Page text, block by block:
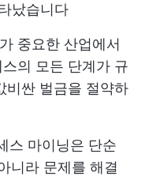
났습니다
중요한 산업에서
의 모든 단계가 규
비싼 벌금을 절약하
스 마이닝은 단순
니라 문제를 해결